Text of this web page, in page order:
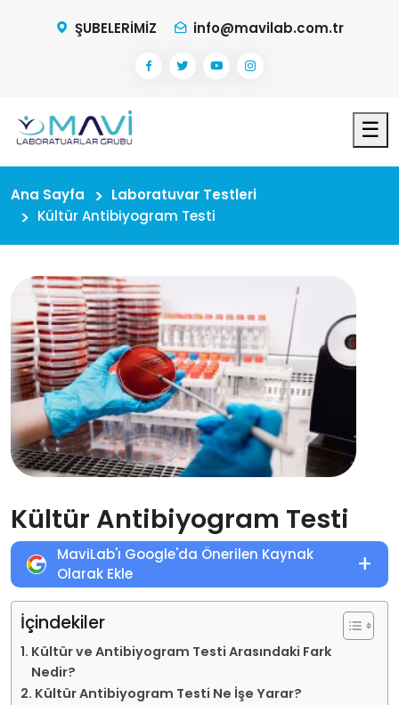
ŞUBELERİMİZ info@mavilab.com.tr
☰
Ana Sayfa
Laboratuvar Testleri
Kültür Antibiyogram Testi
Kültür Antibiyogram Testi
MaviLab'ı Google'da Önerilen Kaynak
Olarak Ekle
+
İçindekiler
Kültür ve Antibiyogram Testi Arasındaki Fark
Nedir?
Kültür Antibiyogram Testi Ne İşe Yarar?